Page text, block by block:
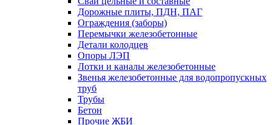
Дорожные плиты, ПДН, ПАГ
Ограждения (заборы)
Перемычки железобетонные
Детали колодцев
Опоры ЛЭП
Лотки и каналы железобетонные
Звенья железобетонные для водопропускных
труб
Трубы
Бетон
Прочие ЖБИ